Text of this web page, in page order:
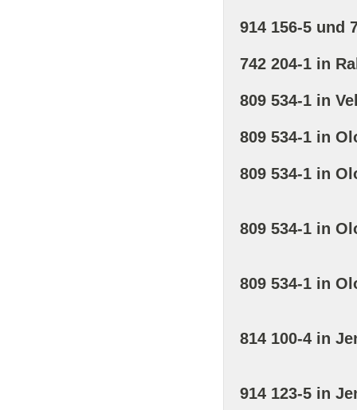
914 156-5 und
742 204-1 in
809 534-1 in
809 534-1 in
809 534-1 in
809 534-1 in
809 534-1 in
814 100-4 in
914 123-5 in